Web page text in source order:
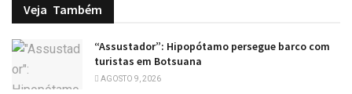
Veja Também
“Assustador”: Hipopótamo persegue barco com
turistas em Botsuana
AGOSTO 9, 2026